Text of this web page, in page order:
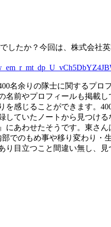
したか？今回は、株式会社
名余りの隊士に関するプ
前やプロフィールも掲載し
感じることができます。
ていたノートから見つけ
あわせたそうです。東さん
でのもめ事や移り変わり・
目立つこと間違い無し、